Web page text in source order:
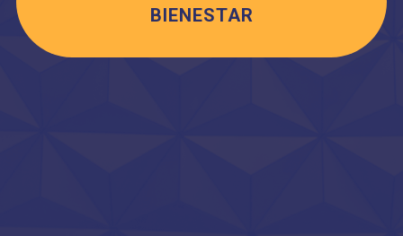
BIENESTAR